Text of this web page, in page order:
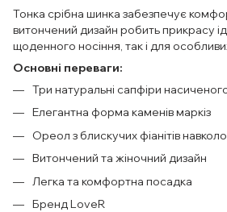
Тонка срібна шинка забезпечує
витончений дизайн робить прикрасу
щоденного носіння, так і для
Основні переваги:
Три натуральні сапфіри
Елегантна форма каменів маркіз
Ореол з блискучих фіанітів
Витончений та жіночний дизайн
Легка та комфортна посадка
Бренд LoveR